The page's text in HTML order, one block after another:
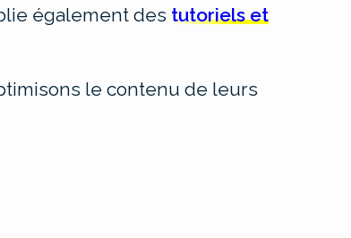
également des tutoriels et
le contenu de leurs